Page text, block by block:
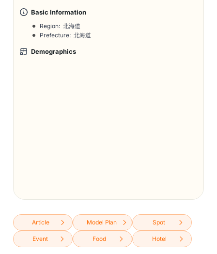
Basic Information
Region: 北海道
Prefecture: 北海道
Demographics
Article Model Plan Spot
Event Food Hotel